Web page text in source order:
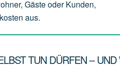
Gästeoder Kunden,
aus.
TUN DÜRFEN –